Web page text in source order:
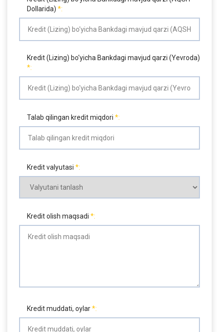
Dollarida)
Kredit (Lizing) bo'yicha Bankdagi mavjud qarzi (Yevroda)
Talab qilingan kredit miqdori
Kredit valyutasi
Kredit olish maqsadi
Kredit muddati, oylar